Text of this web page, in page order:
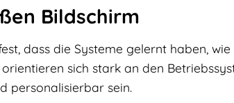
Bildschirm
dass die Systeme gelernt haben, wie
sich stark an den
personalisierbar sein.